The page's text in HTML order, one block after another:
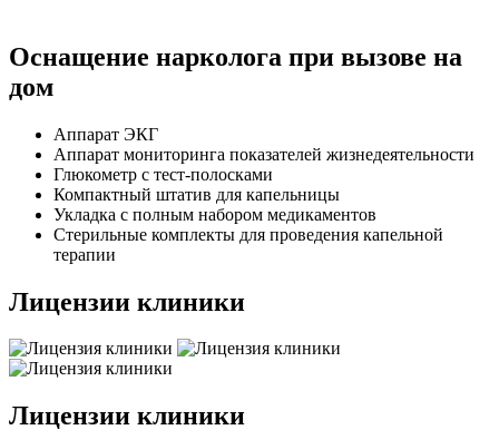
Оснащение нарколога при вызове на
дом
Аппарат ЭКГ
Аппарат мониторинга показателей жизнедеятельности
Глюкометр с тест-полосками
Компактный штатив для капельницы
Укладка с полным набором медикаментов
Стерильные комплекты для проведения капельной
терапии
Лицензии клиники
Лицензии клиники